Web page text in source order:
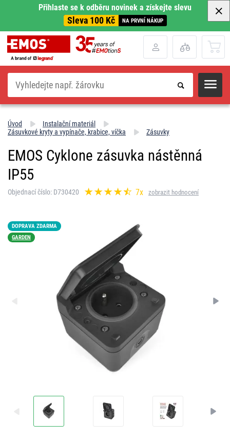
Přihlaste se k odběru novinek a získejte slevu
Sleva 100 Kč NA PRVNÍ NÁKUP
Hledat
Úvod
Instalační materiál
Zásuvkové kryty a vypínače, krabice, víčka
Zásuvky
EMOS Cyklone zásuvka nástěnná
IP55
Objednací číslo: D730420 7x zobrazit hodnocení
DOPRAVA ZDARMA
GARDEN